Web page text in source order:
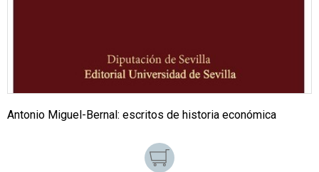
Antonio Miguel-Bernal: escritos de historia económica